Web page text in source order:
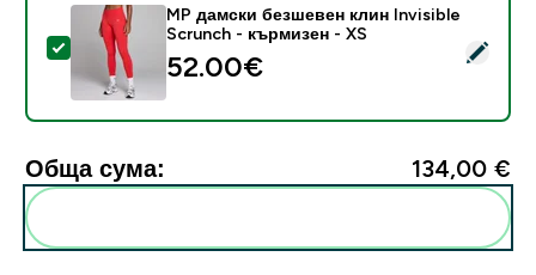
Select this product - MP дамски безшевен клин
MP дамски безшевен клин Invisible
Scrunch - кърмизен - XS
52.00€‎
Обща сума: 134,00 €‎